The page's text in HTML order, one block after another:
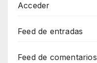
Acceder
Feed de entradas
Feed de comentarios